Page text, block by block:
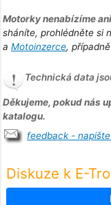
Motorky nenabízíme
sháníte, prohlédněte si
a Motoinzerce, případně
Technická data
Děkujeme, pokud nás
katalogu.
feedback -
Diskuze k E-